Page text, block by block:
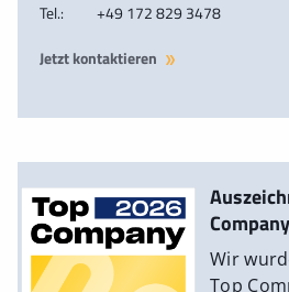
Tel.:
+49 172 829 3478
Jetzt kontaktieren
Company
Wir
Top